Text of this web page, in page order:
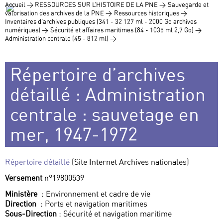
Accueil > RESSOURCES SUR L’HISTOIRE DE LA PNE > Sauvegarde et
valorisation des archives de la PNE > Ressources historiques >
Inventaires d’archives publiques (341 - 32 127 ml - 2000 Go archives
numériques) > Sécurité et affaires maritimes (84 - 1035 ml 2,7 Go) >
Administration centrale (45 - 812 ml) >
Répertoire d’archives
détaillé : Administration
centrale : sauvetage en
mer, 1947-1972
Répertoire détaillé (Site Internet Archives nationales)
Versement n°19800539
Ministère : Environnement et cadre de vie
Direction : Ports et navigation maritimes
Sous-Direction : Sécurité et navigation maritime